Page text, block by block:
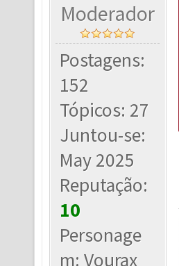
Moderador
Postagens:
152
Tópicos: 27
Juntou-se:
May 2025
Reputação:
10
Personage
m: Vourax